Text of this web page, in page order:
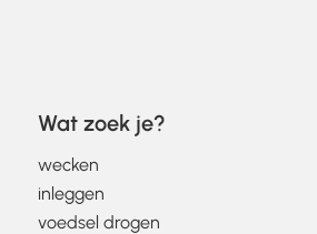
Wat zoek je?
wecken
inleggen
voedsel drogen